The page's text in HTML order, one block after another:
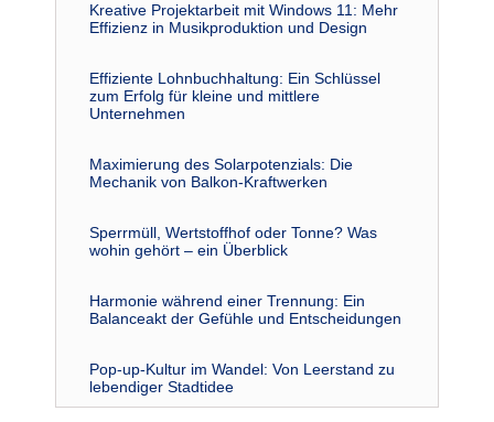
Kreative Projektarbeit mit Windows 11: Mehr
Effizienz in Musikproduktion und Design
Effiziente Lohnbuchhaltung: Ein Schlüssel
zum Erfolg für kleine und mittlere
Unternehmen
Maximierung des Solarpotenzials: Die
Mechanik von Balkon-Kraftwerken
Sperrmüll, Wertstoffhof oder Tonne? Was
wohin gehört – ein Überblick
Harmonie während einer Trennung: Ein
Balanceakt der Gefühle und Entscheidungen
Pop-up-Kultur im Wandel: Von Leerstand zu
lebendiger Stadtidee